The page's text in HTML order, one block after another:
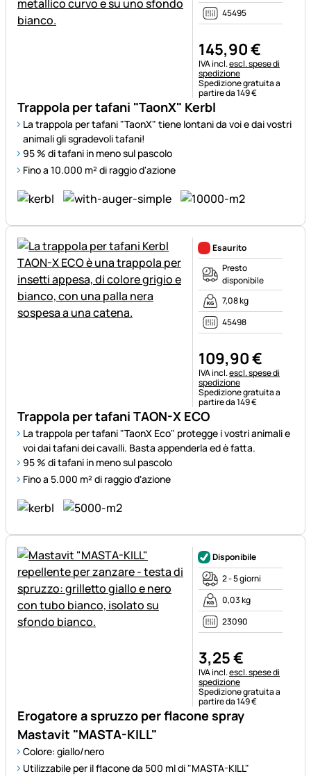
Trappola per tafani "TaonX" Kerbl
La trappola per tafani "TaonX" tiene lontani da voi e dai vostri
animali gli sgradevoli tafani!
95 % di tafani in meno sul pascolo
Fino a 10.000 m² di raggio d'azione
45495
145,90€
Informazioni fiscali:
IVA incl.escl. spese di
spedizione
Spedizione gratuita a
partire da 149 €
Trappola per tafani TAON-X ECO
La trappola per tafani "TaonX Eco" protegge i vostri animali e
voi dai tafani dei cavalli. Basta appenderla ed è fatta.
95 % di tafani in meno sul pascolo
Fino a 5.000 m² di raggio d‘azione
Esaurito
Presto
disponibile
7,08 kg
45498
109,90€
Informazioni fiscali:
IVA incl.escl. spese di
spedizione
Spedizione gratuita a
partire da 149 €
Erogatore a spruzzo per flacone spray
Mastavit "MASTA-KILL"
Colore: giallo/nero
Utilizzabile per il flacone da 500 ml di "MASTA-KILL"
Disponibile
2 - 5 giorni
0,03 kg
23090
3,25€
Informazioni fiscali:
IVA incl.escl. spese di
spedizione
Spedizione gratuita a
partire da 149 €